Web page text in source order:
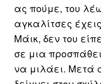
ας πούμε, του
αγκαλίτσες
Μάικ, δεν του
σε μια
να μιλάει. Μετά